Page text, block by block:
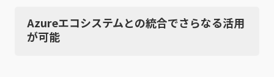
Azureエコシステムとの統合でさらなる活用
が可能